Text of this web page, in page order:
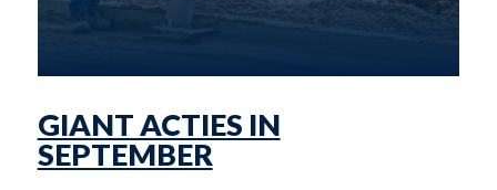
GIANT ACTIES IN
SEPTEMBER